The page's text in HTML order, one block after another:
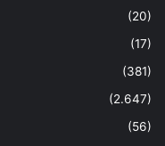
(20)
(17)
(381)
(2.647)
(56)